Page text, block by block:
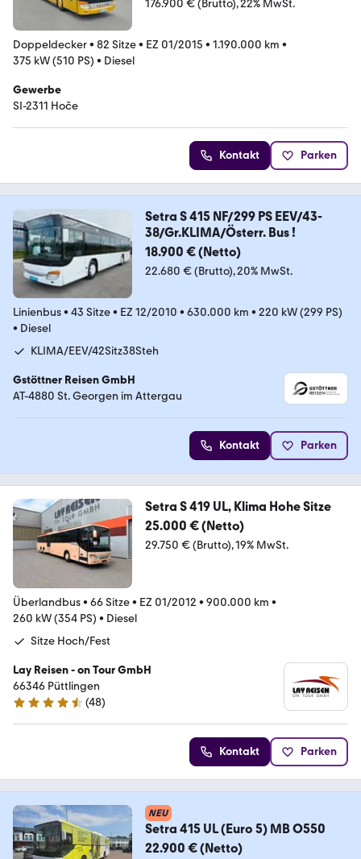
176.900 € (Brutto) 22% MwSt.
Doppeldecker• 82 Sitze• EZ 01/2015 • 1.190.000 km •
375 kW (510 PS) • Diesel
Gewerbe
SI-2311 Hoče
Kontakt Parken
Setra S 415 NF/299 PS EEV/43-
38/Gr.KLIMA/Österr. Bus !
18.900 € (Netto)
22.680 € (Brutto) 20% MwSt.
Linienbus• 43 Sitze• EZ 12/2010 • 630.000 km • 220 kW (299 PS)
• Diesel
KLIMA/EEV/42Sitz38Steh
Gstöttner Reisen GmbH
AT-4880 St. Georgen im Attergau
Kontakt Parken
Setra S 419 UL, Klima Hohe Sitze
25.000 € (Netto)
29.750 € (Brutto) 19% MwSt.
Überlandbus• 66 Sitze• EZ 01/2012 • 900.000 km •
260 kW (354 PS) • Diesel
Sitze Hoch/Fest
Lay Reisen - on Tour GmbH
66346 Püttlingen
4.4 Sterne
(48)
Kontakt Parken
NEU
Setra 415 UL (Euro 5) MB O550
22.900 € (Netto)